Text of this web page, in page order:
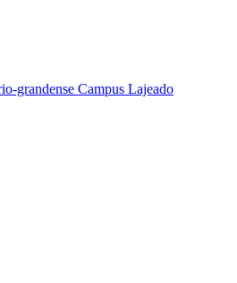
grandense Campus Lajeado